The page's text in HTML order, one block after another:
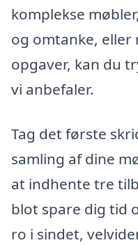
komplekse
og omtanke, eller
opgaver, kan du
vi anbefaler.
Tag det første
samling af dine
at indhente tre
blot spare dig tid
ro i sindet,